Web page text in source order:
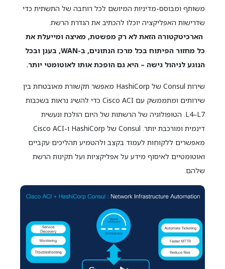
משותף ומבוסס-מדיניות המיושם לכל רוחבה של התשתית כדי
שדרישות האפליקציה יוכלו להכתיב את הגדרת הרשת.
הארכיטקטורה הזאת לא רק מפשטת, מאיצה ומייעלת את
כל מחזור הפיתוח בכל מרכז הנתונים, ב-WAN, בענן ובכל
הנוגע לניהול גישה – היא גם הופכת אותו לאוטומטי יותר.
שירות Consul של HashiCorp מאפשר תקשורת מאובטחת בין
שירותים ומתממשק עם Cisco ACI כדי להשיג נראות בשכבות
L4–L7. הטופולוגיה של הרשתות של היום הולכת ונעשית
דינמית ומורכבת יותר. Consul של HashiCorp ו-Cisco ACI
מאפשרים ללקוחות לעמוד בקצב ולהטמיע תהליכים עקביים
ואוטומטיים לאיסוף מידע על אפליקציות ועל תקינות הרשת
שלהם.